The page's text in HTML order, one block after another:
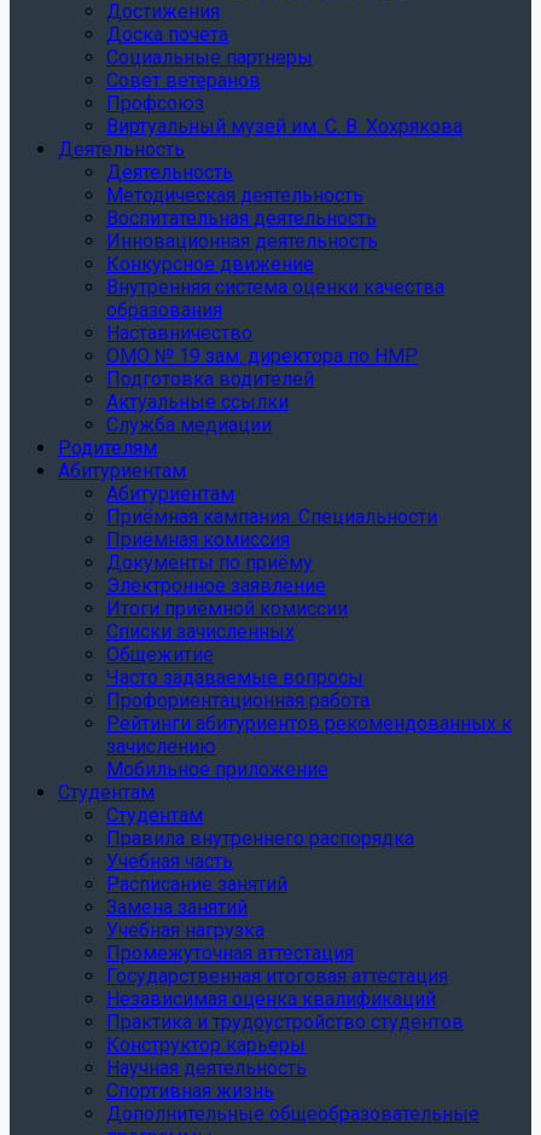
Достижения
Доска почета
Социальные партнеры
Совет ветеранов
Профсоюз
Виртуальный музей им. С. В. Хохрякова
Деятельность
Деятельность
Методическая деятельность
Воспитательная деятельность
Инновационная деятельность
Конкурсное движение
Внутренняя система оценки качества
образования
Наставничество
ОМО № 19 зам. директора по НМР
Подготовка водителей
Актуальные ссылки
Служба медиации
Родителям
Абитуриентам
Абитуриентам
Приёмная кампания. Специальности
Приёмная комиссия
Документы по приёму
Электронное заявление
Итоги приёмной комиссии
Списки зачисленных
Общежитие
Часто задаваемые вопросы
Профориентационная работа
Рейтинги абитуриентов рекомендованных к
зачислению
Мобильное приложение
Студентам
Студентам
Правила внутреннего распорядка
Учебная часть
Расписание занятий
Замена занятий
Учебная нагрузка
Промежуточная аттестация
Государственная итоговая аттестация
Независимая оценка квалификаций
Практика и трудоустройство студентов
Конструктор карьеры
Научная деятельность
Спортивная жизнь
Дополнительные общеобразовательные